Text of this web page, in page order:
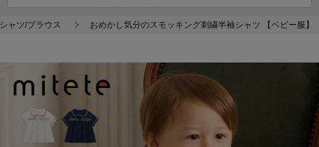
ャツ/ブラウス おめかし気分のスモッキング刺繍半袖シャツ 【ベビー服】